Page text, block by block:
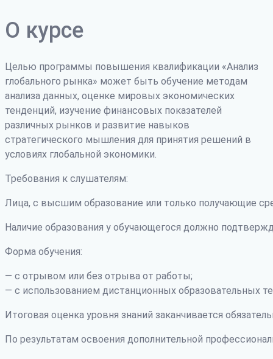
О курсе
Целью программы повышения квалификации «Анализ
глобального рынка» может быть обучение методам
анализа данных, оценке мировых экономических
тенденций, изучение финансовых показателей
различных рынков и развитие навыков
стратегического мышления для принятия решений в
условиях глобальной экономики.
Требования к слушателям:
Лица, с высшим образование или только получающие
Наличие образования у обучающегося должно
Форма обучения:
— с отрывом или без отрыва от работы;
— с использованием дистанционных образовательных
Итоговая оценка уровня знаний заканчивается
По результатам освоения дополнительной